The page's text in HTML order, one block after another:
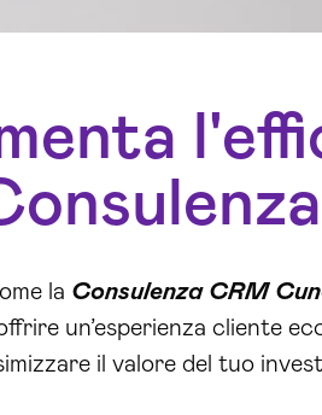
la Consulenza CRM
un’esperienza cliente
il valore del tuo